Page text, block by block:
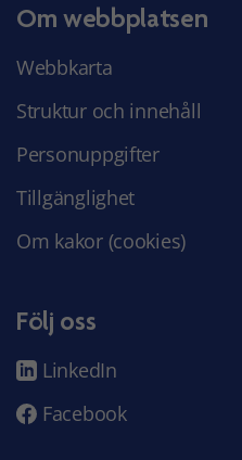
Om webbplatsen
Webbkarta
Struktur och innehåll
Personuppgifter
Tillgänglighet
Om kakor (cookies)
Följ oss
LinkedIn
Facebook